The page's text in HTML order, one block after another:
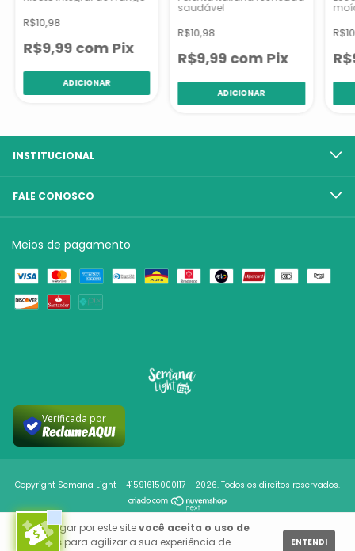
Ao navegar por este sitevocê aceita o uso de
cookies para agilizar a sua experiência de
ENTENDI
R$10,98
R$9,99 com Pix
saudável
R$10,98
R$9,99 com Pix
INSTITUCIONAL
FALE CONOSCO
Meios de pagamento
Verificada por
Copyright Semana Light - 41591615000117 - 2026. Todos os direitos reservados.